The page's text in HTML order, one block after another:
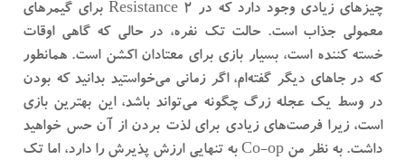
چیزهای زیادی وجود دارد که در Resistance 2 برای گیمرهای
معمولی جذاب است. حالت تک نفره، در حالی که گاهی اوقات
خسته کننده است، بسیار بازی برای معتادان اکشن است. همانطور
که در جاهای دیگر گفته‌ام، اگر زمانی می‌خواستید بدانید که بودن
در وسط یک عجله زرگ چگونه می‌تواند باشد، این بهترین بازی
است، زیرا فرصت‌های زیادی برای لذت بردن از آن حس خواهید
داشت. به نظر من Co-op به تنهایی ارزش پذیرش را دارد، اما تک